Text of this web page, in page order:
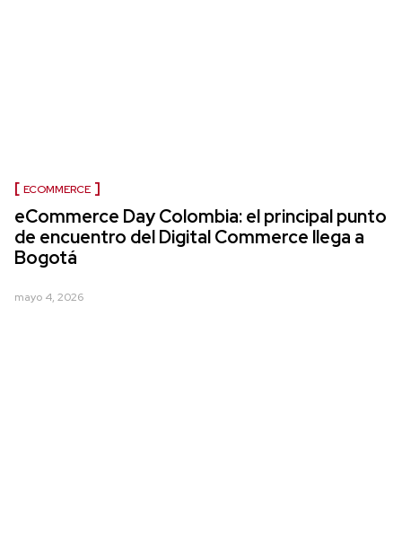
ECOMMERCE
eCommerce Day Colombia: el principal punto
de encuentro del Digital Commerce llega a
Bogotá
mayo 4, 2026